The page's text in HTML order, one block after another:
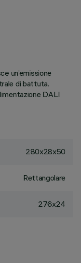
un’emissione
di battuta.
DALI
280x28x50
Rettangolare
276x24